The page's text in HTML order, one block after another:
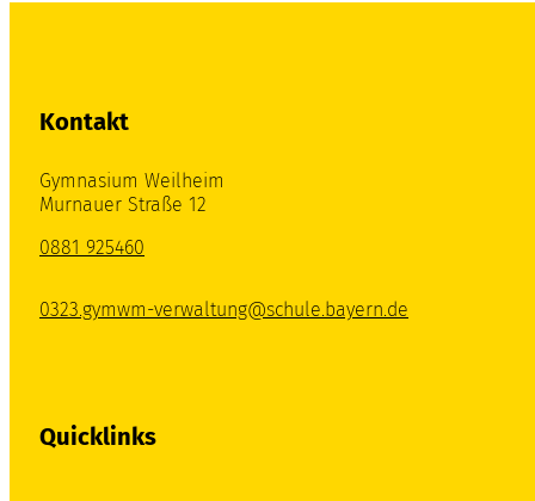
Kontakt
Gymnasium Weilheim
Murnauer Straße 12
0881 925460
0323.gymwm-verwaltung@schule.bayern.de
Quicklinks